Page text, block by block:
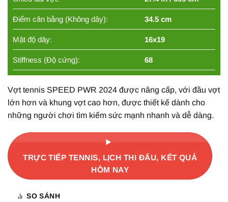
Điểm cân bằng (Không dây): 34.5 cm
Mật độ dây: 16x19
Stiffness (Độ cứng): 68
Vợt tennis SPEED PWR 2024 được nâng cấp, với đầu vợt
lớn hơn và khung vợt cao hơn, được thiết kế dành cho
những người chơi tìm kiếm sức mạnh nhanh và dễ dàng.
TRỰC TIẾP TENNIS, LỊCH THI ĐẤU, KẾT QUẢ
HÔM NAY
SO SÁNH